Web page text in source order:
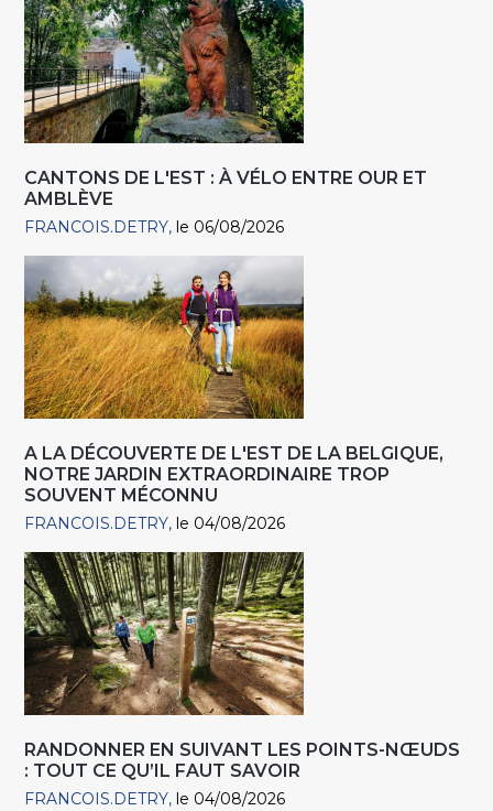
CANTONS DE L'EST : À VÉLO ENTRE OUR ET
AMBLÈVE
FRANCOIS.DETRY le 06/08/2026
A LA DÉCOUVERTE DE L'EST DE LA BELGIQUE,
NOTRE JARDIN EXTRAORDINAIRE TROP
SOUVENT MÉCONNU
FRANCOIS.DETRY le 04/08/2026
RANDONNER EN SUIVANT LES POINTS-NŒUDS
: TOUT CE QU’IL FAUT SAVOIR
FRANCOIS.DETRY le 04/08/2026